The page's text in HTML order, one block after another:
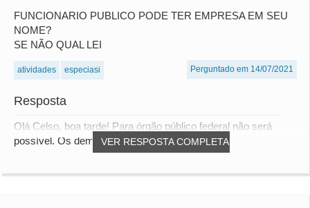
FUNCIONARIO PUBLICO PODE TER EMPRESA EM SEU
NOME?
SE NÃO QUAL LEI
atividades especiasi Perguntado em 14/07/2021
Resposta
VER RESPOSTA COMPLETA
Olá Celso, boa tarde! Para órgão público federal não será
possível. Os demais entes dependem do esta...